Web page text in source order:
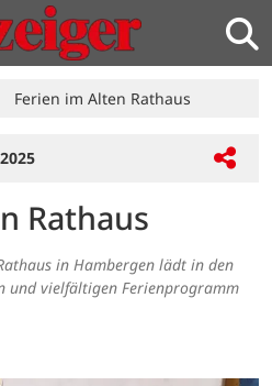
Ferien im Alten Rathaus
Rathaus
in Hambergen lädt in den
und vielfältigen Ferienprogramm